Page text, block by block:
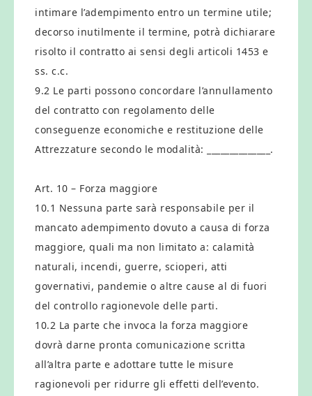
intimare l’adempimento entro un termine utile;
decorso inutilmente il termine, potrà dichiarare
risolto il contratto ai sensi degli articoli 1453 e
ss. c.c.
9.2 Le parti possono concordare l’annullamento
del contratto con regolamento delle
conseguenze economiche e restituzione delle
Attrezzature secondo le modalità: ______________.
Art. 10 – Forza maggiore
10.1 Nessuna parte sarà responsabile per il
mancato adempimento dovuto a causa di forza
maggiore, quali ma non limitato a: calamità
naturali, incendi, guerre, scioperi, atti
governativi, pandemie o altre cause al di fuori
del controllo ragionevole delle parti.
10.2 La parte che invoca la forza maggiore
dovrà darne pronta comunicazione scritta
all’altra parte e adottare tutte le misure
ragionevoli per ridurre gli effetti dell’evento.